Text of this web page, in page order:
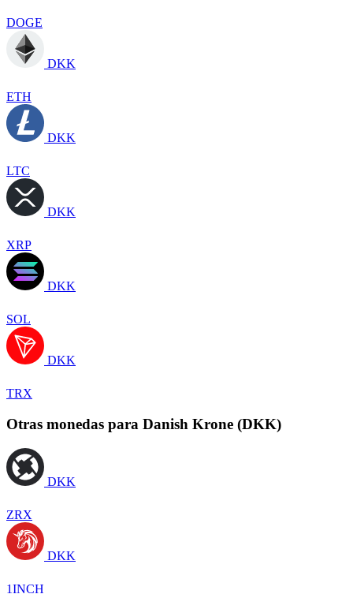
DOGE
DKK
ETH
DKK
LTC
DKK
XRP
DKK
SOL
DKK
TRX
Otras monedas para Danish Krone (DKK)
DKK
ZRX
DKK
1INCH